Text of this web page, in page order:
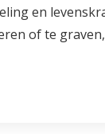
en
of te